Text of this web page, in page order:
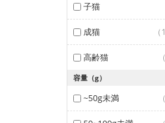
子猫
成猫
高齢猫
容量（g）
~50g未満